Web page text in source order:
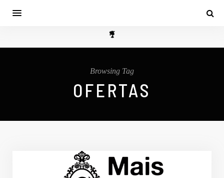
Browsing Tag
OFERTAS